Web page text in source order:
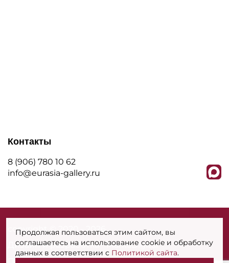
Контакты
8 (906) 780 10 62
info@eurasia-gallery.ru
сopyright © 2020 - 2026
Дизайн и разработка - MarkaDigital
Продолжая пользоваться этим сайтом, вы
соглашаетесь на использование cookie и обработку
данных в соответствии с Политикой сайта.